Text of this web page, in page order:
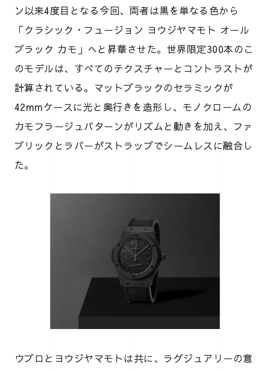
ン以来4度目となる今回、両者は黒を単なる色から
「クラシック・フュージョン ヨウジヤマモト オール
ブラック カモ」へと昇華させた。世界限定300本のこ
のモデルは、すべてのテクスチャーとコントラストが
計算されている。マットブラックのセラミックが
42mmケースに光と奥行きを造形し、モノクロームの
カモフラージュパターンがリズムと動きを加え、ファ
ブリックとラバーがストラップでシームレスに融合し
た。
ウブロとヨウジヤマモトは共に、ラグジュアリーの意